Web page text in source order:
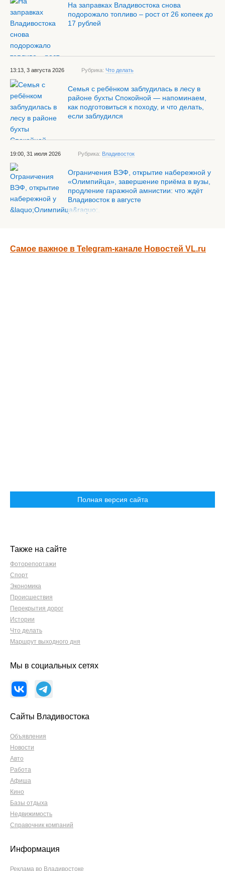
На заправках Владивостока снова
подорожало топливо – рост от 26 копеек до
17 рублей
13:13, 3 августа 2026 Рубрика: Что делать
Семья с ребёнком заблудилась в лесу в
районе бухты Спокойной — напоминаем,
как подготовиться к походу, и что делать,
если заблудился
19:00, 31 июля 2026 Рубрика: Владивосток
Ограничения ВЭФ, открытие набережной у
«Олимпийца», завершение приёма в вузы,
продление гаражной амнистии: что ждёт
Владивосток в августе
Самое важное в Telegram-канале Новостей VL.ru
Полная версия сайта
Также на сайте
Фоторепортажи
Спорт
Экономика
Происшествия
Перекрытия дорог
Истории
Что делать
Маршрут выходного дня
Мы в социальных сетях
Сайты Владивостока
Объявления
Новости
Авто
Работа
Афиша
Кино
Базы отдыха
Недвижимость
Справочник компаний
Информация
Реклама во Владивостоке